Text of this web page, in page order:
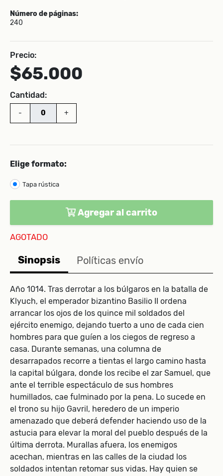
Número de páginas:
240
Precio:
$65.000
Cantidad:
- +
Elige formato:
Tapa rústica
Agregar al carrito
AGOTADO
Sinopsis Políticas envío
Año 1014. Tras derrotar a los búlgaros en la batalla de
Klyuch, el emperador bizantino Basilio II ordena
arrancar los ojos de los quince mil soldados del
ejército enemigo, dejando tuerto a uno de cada cien
hombres para que guíen a los ciegos de regreso a
casa. Durante semanas, una columna de
desarrapados recorre a tientas el largo camino hasta
la capital búlgara, donde los recibe el zar Samuel, que
ante el terrible espectáculo de sus hombres
humillados, cae fulminado por la pena. Lo sucede en
el trono su hijo Gavril, heredero de un imperio
amenazado que deberá defender haciendo uso de la
astucia para elevar la moral del pueblo después de la
última derrota. Murallas afuera, los enemigos
acechan, mientras en las calles de la ciudad los
soldados intentan retomar sus vidas. Hay quien se